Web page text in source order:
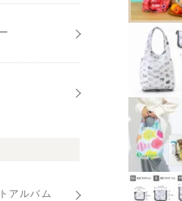
アルバム